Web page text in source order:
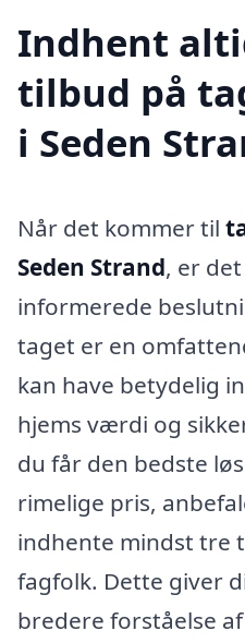
Indhent
tilbud på
i Seden
Når det kommer til
Seden Strand, er
informerede
taget er en
kan have betydelig
hjems værdi og
du får den bedste
rimelige pris,
indhente mindst tre
fagfolk. Dette giver
bredere forståelse